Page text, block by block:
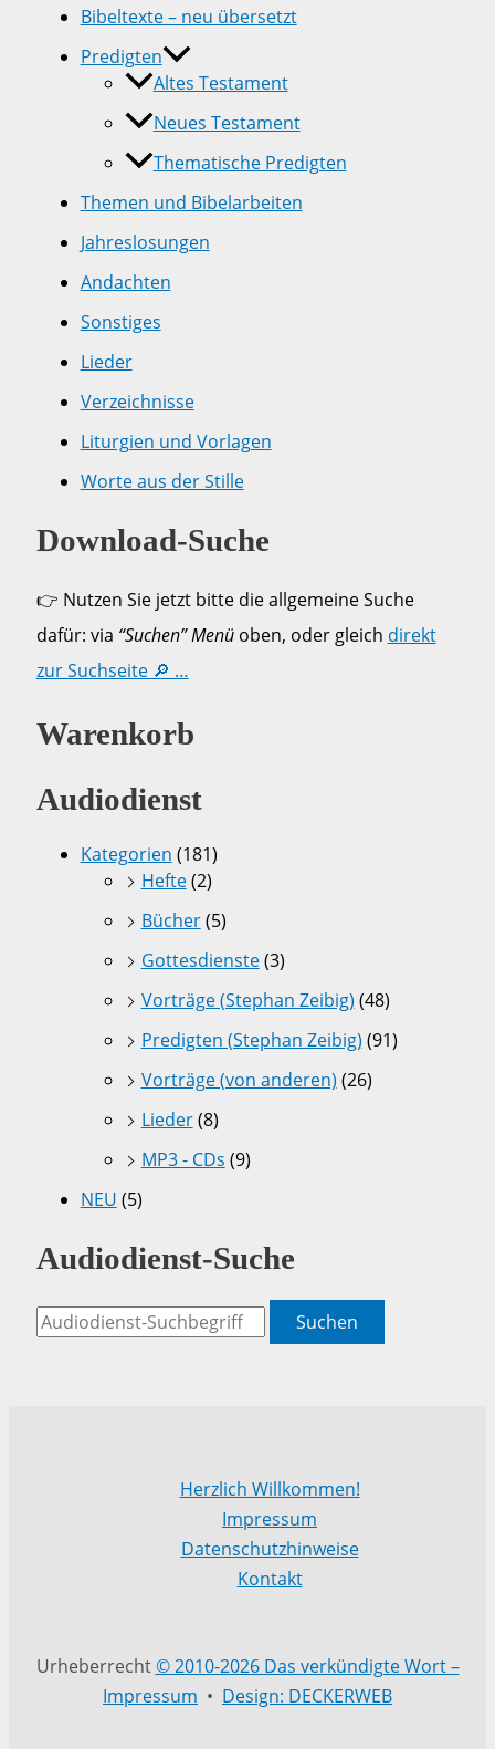
Bibeltexte – neu übersetzt
Predigten
Altes Testament
Neues Testament
Thematische Predigten
Themen und Bibelarbeiten
Jahreslosungen
Andachten
Sonstiges
Lieder
Verzeichnisse
Liturgien und Vorlagen
Worte aus der Stille
Download-Suche
👉 Nutzen Sie jetzt bitte die allgemeine Suche
dafür: via “Suchen” Menüoben, oder gleich direkt
zur Suchseite 🔎 …
Warenkorb
Audiodienst
Kategorien (181)
Hefte(2)
Bücher(5)
Gottesdienste(3)
Vorträge (Stephan Zeibig) (48)
Predigten (Stephan Zeibig) (91)
Vorträge (von anderen) (26)
Lieder(8)
MP3 - CDs (9)
NEU (5)
Audiodienst-Suche
Suchen
Herzlich Willkommen!
Impressum
Datenschutzhinweise
Kontakt
Urheberrecht© 2010-2026 Das verkündigte Wort –
Impressum • Design: DECKERWEB